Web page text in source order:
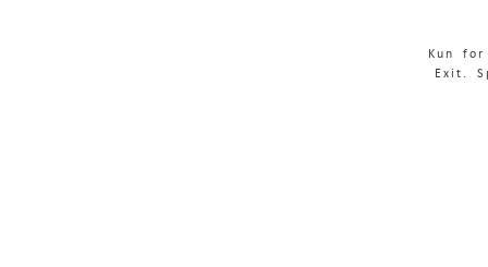
Kun
Exit.